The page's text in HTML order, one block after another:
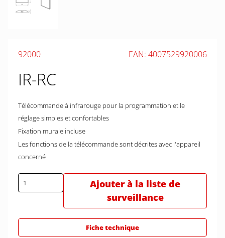
92000 EAN: 4007529920006
IR-RC
Télécommande à infrarouge pour la programmation et le
réglage simples et confortables
Fixation murale incluse
Les fonctions de la télécommande sont décrites avec l'appareil
concerné
Ajouter à la liste de
surveillance
Fiche technique